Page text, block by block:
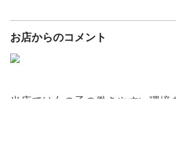
お店からのコメント
当店では女の子の働きやすい環境
す。 アロマオイルを使ったリラ